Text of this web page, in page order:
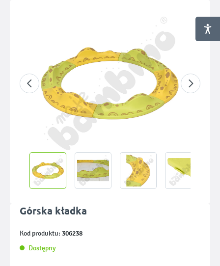
Górska kładka
Kod produktu: 306238
Dostępny